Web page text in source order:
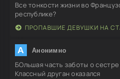
Все тонкости жизни во
республике?
ПРОПАВШИЕ ДЕВУШКИ НА
А Анонимно
БОльшая часть заботы о
Классный друган оказался